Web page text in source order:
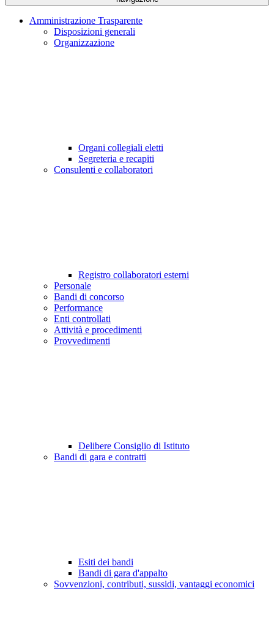
Amministrazione Trasparente
Disposizioni generali
Organizzazione
Organi collegiali eletti
Segreteria e recapiti
Consulenti e collaboratori
Registro collaboratori esterni
Personale
Bandi di concorso
Performance
Enti controllati
Attività e procedimenti
Provvedimenti
Delibere Consiglio di Istituto
Bandi di gara e contratti
Esiti dei bandi
Bandi di gara d'appalto
Sovvenzioni, contributi, sussidi, vantaggi economici